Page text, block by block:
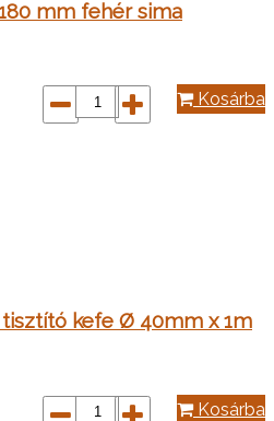
mm fehér sima
Kosárba
kefe Ø 40mm x 1m
Kosárba